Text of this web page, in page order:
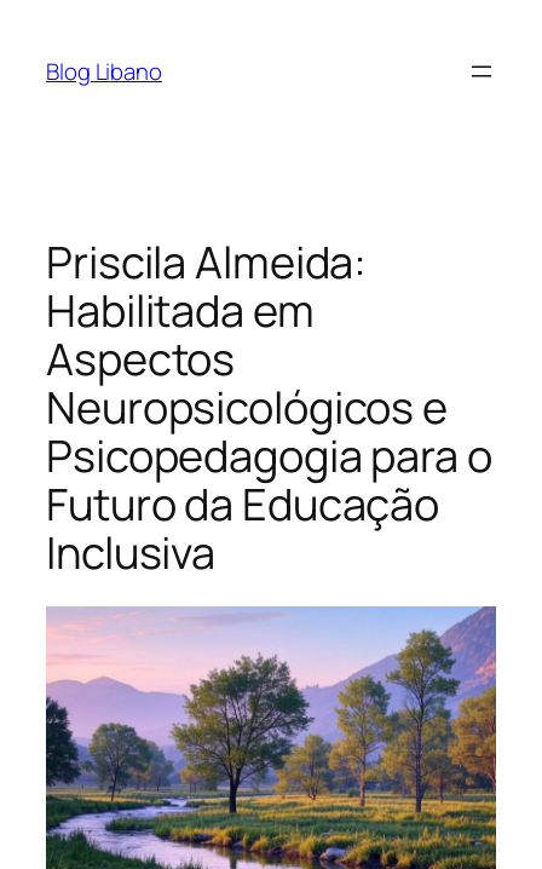
Blog Libano
Priscila Almeida:
Habilitada em
Aspectos
Neuropsicológicos e
Psicopedagogia para o
Futuro da Educação
Inclusiva